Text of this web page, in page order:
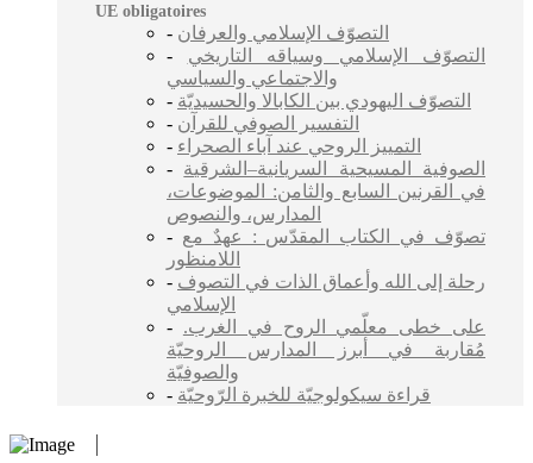
UE obligatoires
- التصوّف الإسلامي والعرفان
- التصوّف الإسلامي وسياقه التاريخي
والاجتماعي والسياسي
- التصوّف اليهودي بين الكابالا والحسيديّة
- التفسير الصوفي للقرآن
- التمييز الروحي عند آباء الصحراء
- الصوفية المسيحية السريانية–الشرقية
في القرنين السابع والثامن: الموضوعات،
المدارس، والنصوص
- تصوّف في الكتاب المقدّس : عهدٌ مع
اللامنظور
- رحلة إلى الله وأعماق الذات في التصوف
الإسلامي
- على خطى معلّمي الروح في الغرب.
مُقاربة في أبرز المدارس الروحيّة
والصوفيّة
- قراءة سيكولوجيّة للخبرة الرّوحيّة